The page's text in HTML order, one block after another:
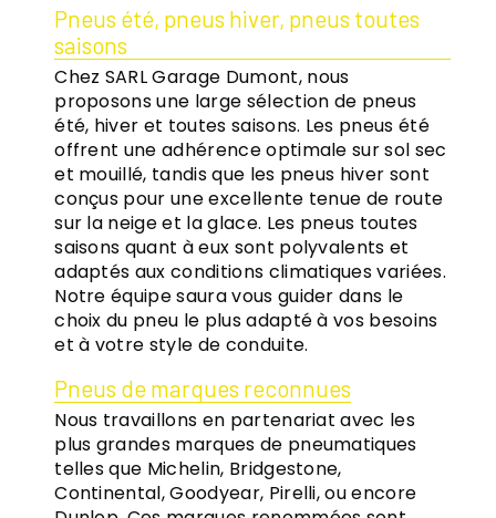
Pneus été, pneus hiver, pneus toutes
saisons
Chez SARL Garage Dumont, nous
proposons une large sélection de pneus
été, hiver et toutes saisons. Les pneus été
offrent une adhérence optimale sur sol sec
et mouillé, tandis que les pneus hiver sont
conçus pour une excellente tenue de route
sur la neige et la glace. Les pneus toutes
saisons quant à eux sont polyvalents et
adaptés aux conditions climatiques variées.
Notre équipe saura vous guider dans le
choix du pneu le plus adapté à vos besoins
et à votre style de conduite.
Pneus de marques reconnues
Nous travaillons en partenariat avec les
plus grandes marques de pneumatiques
telles que Michelin, Bridgestone,
Continental, Goodyear, Pirelli, ou encore